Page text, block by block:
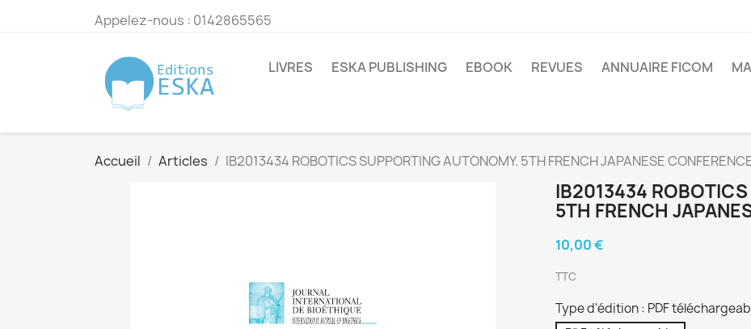
Appelez-nous : 0142865565
LIVRES ESKA PUBLISHING EBOOK REVUES ANNUAIRE FICOM
Accueil Articles IB2013434 ROBOTICS SUPPORTING AUTONOMY. 5TH FRENCH JAPANESE
IB2013434
5TH FRENCH
10,00 €
TTC
Type d'édition : PDF